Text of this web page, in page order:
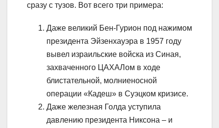
сразу с тузов. Вот всего три примера:
Даже великий Бен-Гурион под нажимом
президента Эйзенхауэра в 1957 году
вывел израильские войска из Синая,
захваченного ЦАХАЛом в ходе
блистательной, молниеносной
операции «Кадеш» в Суэцком кризисе.
Даже железная Голда уступила
давлению президента Никсона – и